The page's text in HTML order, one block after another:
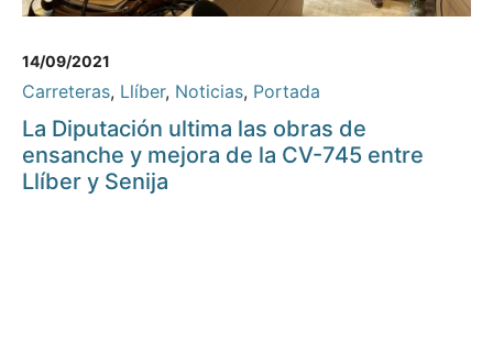
14/09/2021
Carreteras, Llíber, Noticias, Portada
La Diputación ultima las obras de
ensanche y mejora de la CV-745 entre
Llíber y Senija